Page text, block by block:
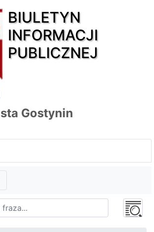
BIULETYN
INFORMACJI
PUBLICZNEJ
Gostynin